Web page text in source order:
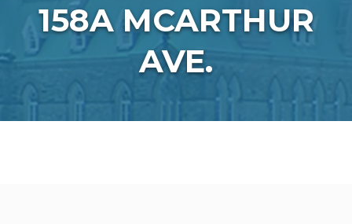
158A MCARTHUR
AVE.